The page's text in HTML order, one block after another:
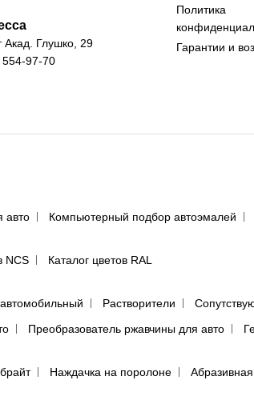
Акад. Глушко, 29
554-97-70
Политика
Гарантии и
авто Компьютерный подбор автоэмалей
NCS
Каталог цветов RAL
Растворители
Преобразователь ржавчины для авто
Наждачка на поролоне